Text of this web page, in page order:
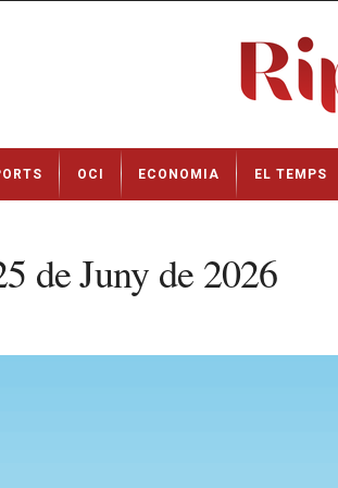
OCI ECONOMIA EL TEMPS
de Juny de 2026